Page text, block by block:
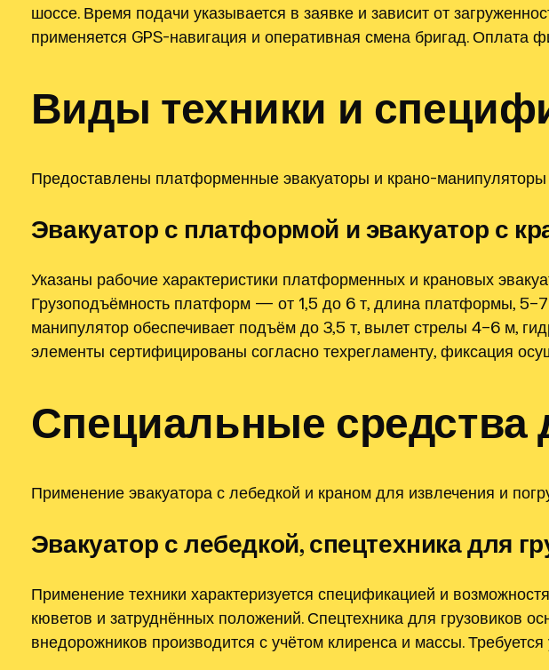
шоссе. Время подачи указывается в заявке и зависит от
применяется GPS-навигация и оперативная смена бригад. Оплата
Виды техники и
Предоставлены платформенные эвакуаторы и крано-манипуляторы
Эвакуатор с платформой и эвакуатор с
Указаны рабочие характеристики платформенных и крановых
Грузоподъёмность платформ — от 1,5 до 6 т, длина платформы,
манипулятор обеспечивает подъём до 3,5 т, вылет стрелы 4–6 м,
элементы сертифицированы согласно техрегламенту, фиксация
Специальные средства
Применение эвакуатора с лебедкой и краном для извлечения и
Эвакуатор с лебедкой, спецтехника для
Применение техники характеризуется спецификацией и
кюветов и затруднённых положений. Спецтехника для грузовиков
внедорожников производится с учётом клиренса и массы.